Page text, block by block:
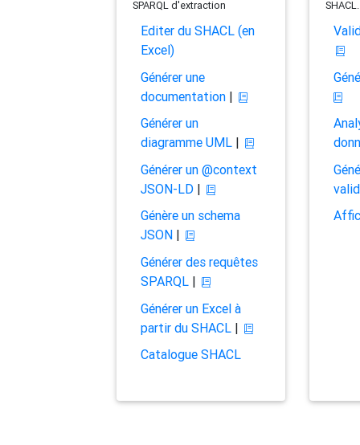
SPARQL d'extraction
Editer du SHACL (en
Excel)
Générer une
documentation|
Générer un
diagramme UML|
Générer un @context
JSON-LD|
Génère un schema
JSON|
Générer des requêtes
SPARQL|
Générer un Excel à
partir du SHACL|
Catalogue SHACL
SHACL.